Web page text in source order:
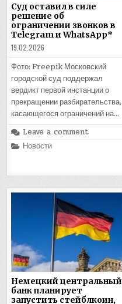
Суд оставил в силе
решение об
ограничении звонков в
Telegram и WhatsApp*
19.02.2026
Фото: Freepik Московский
городской суд поддержал
вердикт первой инстанции о
прекращении разбирательства,
касающегося ограничений на…
Leave a comment
Posted
Новости
Немецкий центральный
банк планирует
запустить стейблкоин,